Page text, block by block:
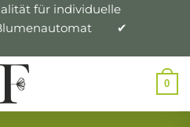
für individuelle
✔
0